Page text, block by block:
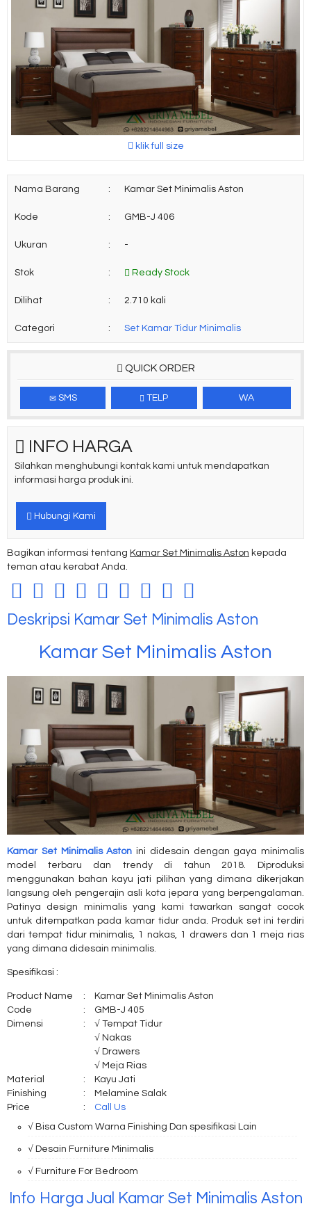
klik full size
Nama Barang : Kamar Set Minimalis Aston
Kode : GMB-J 406
Ukuran : -
Stok : Ready Stock
Dilihat : 2.710 kali
Categori : Set Kamar Tidur Minimalis
QUICK ORDER
SMS TELP WA
INFO HARGA
Silahkan menghubungi kontak kami untuk mendapatkan
informasi harga produk ini.
Hubungi Kami
Bagikan informasi tentang Kamar Set Minimalis Aston kepada
teman atau kerabat Anda.
Deskripsi Kamar Set Minimalis Aston
Kamar Set Minimalis Aston
Kamar Set Minimalis Aston ini didesain dengan gaya minimalis
model terbaru dan trendy di tahun 2018. Diproduksi
menggunakan bahan kayu jati pilihan yang dimana dikerjakan
langsung oleh pengerajin asli kota jepara yang berpengalaman.
Patinya design minimalis yang kami tawarkan sangat cocok
untuk ditempatkan pada kamar tidur anda. Produk set ini terdiri
dari tempat tidur minimalis, 1 nakas, 1 drawers dan 1 meja rias
yang dimana didesain minimalis.
Spesifikasi :
Product Name :
Kamar Set Minimalis Aston
Code
:
GMB-J 405
Dimensi
:
√ Tempat Tidur
√ Nakas
√ Drawers
√ Meja Rias
Material
:
Kayu Jati
Finishing
:
Melamine Salak
Price
:
Call Us
√ Bisa Custom Warna Finishing Dan spesifikasi Lain
√ Desain Furniture Minimalis
√ Furniture For Bedroom
Info Harga Jual Kamar Set Minimalis Aston